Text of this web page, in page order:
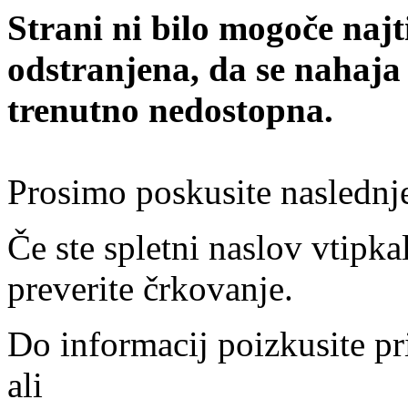
Strani ni bilo mogoče
odstranjena, da se
trenutno nedostopna.
Prosimo poskusite
Če ste spletni naslov
preverite črkovanje.
Do informacij poizkusite
ali